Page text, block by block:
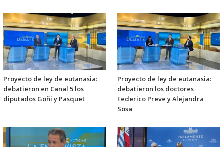
Proyecto de ley de eutanasia:
debatieron en Canal 5 los
diputados Goñi y Pasquet
Proyecto de ley de eutanasia:
debatieron los doctores
Federico Preve y Alejandra
Sosa